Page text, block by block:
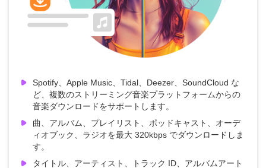
Spotify、Apple Music、Tidal、Deezer、SoundCloud な
ど、複数のストリーミング音楽プラットフォームからの
音楽ダウンロードをサポートします。
曲、アルバム、プレイリスト、ポッドキャスト、オーデ
ィオブック、ラジオを最大 320kbps でダウンロードしま
す。
タイトル、アーティスト、トラック ID、アルバムアート